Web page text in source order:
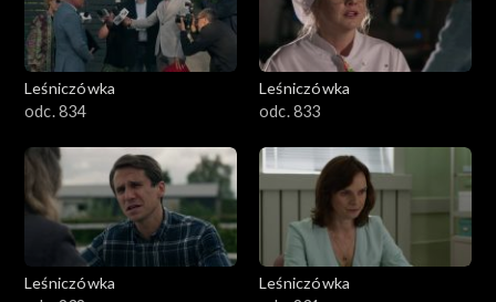
Leśniczówka
odc. 834
Leśniczówka
odc. 833
Leśniczówka
Leśniczówka